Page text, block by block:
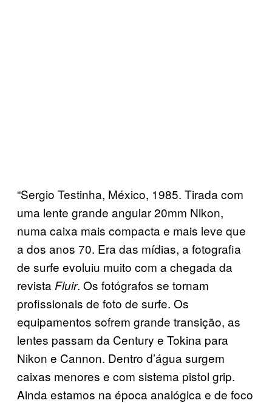
“Sergio Testinha, México, 1985. Tirada com
uma lente grande angular 20mm Nikon,
numa caixa mais compacta e mais leve que
a dos anos 70. Era das mídias, a fotografia
de surfe evoluiu muito com a chegada da
revista Fluir. Os fotógrafos se tornam
profissionais de foto de surfe. Os
equipamentos sofrem grande transição, as
lentes passam da Century e Tokina para
Nikon e Cannon. Dentro d’água surgem
caixas menores e com sistema pistol grip.
Ainda estamos na época analógica e de foco